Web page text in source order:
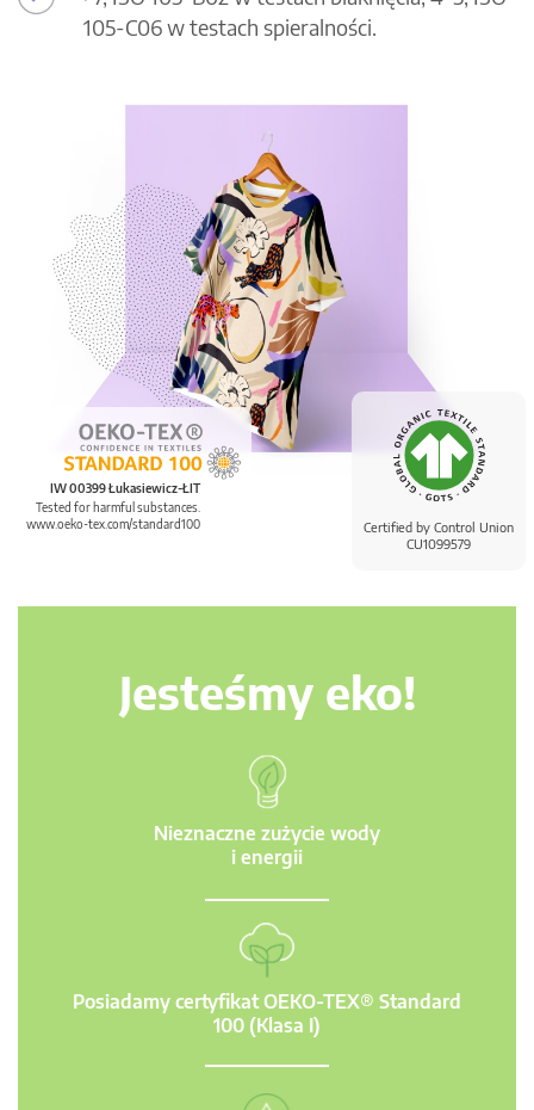
Certified by Control Union
CU1099579
IW 00399 Łukasiewicz-ŁIT
Tested for harmful substances.
www.oeko-tex.com/standard100
105-C06 w testach spieralności.
Jesteśmy eko!
Nieznaczne zużycie wody
i energii
Posiadamy certyfikat OEKO-TEX® Standard
100 (Klasa I)